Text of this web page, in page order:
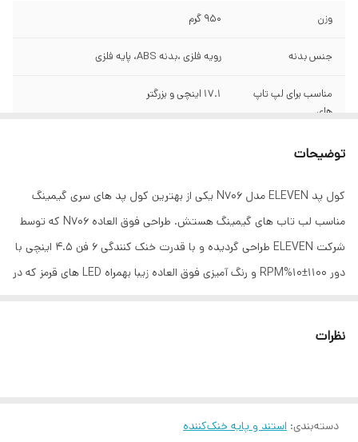
وزن 950 گرم
جنس بدنه رویه فلزی ،بدنه ABS، پایه فلزی
مناسب برای لپ تاپ
های
17.1 اینچی و بزرگتر
ابعاد
توضیحات
کول پد ELEVEN مدل N706 یکی از بهترین کول پد های سری گیمینگ
مناسب لب تاب های گیمینگ هستش. طراحی فوق العاده N706 که توسط
شرکت ELEVEN طراحی گردیده و با قدرت خنک کنندگی 6 فن 4.5 اینچی با
دور 1100±10%RPM و رنگ آمیزی فوق العاده زیبا بهمراه LED های قرمز که در
روشن کردن تعداد فن ها می باشد و پایه قابل تنظیم در زیر کول پد به
نظرات
دسته‌بندی: استند و پایه خنک‌کننده